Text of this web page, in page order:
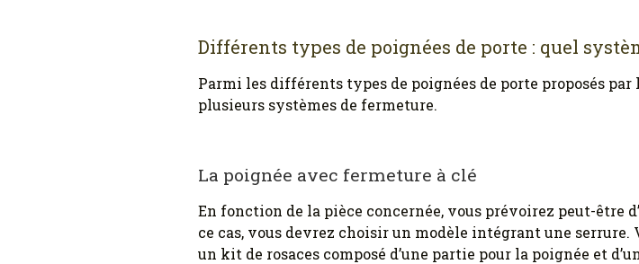
Différents types de poignées de porte : quel
Parmi les différents types de poignées de porte proposés
plusieurs systèmes de fermeture.
La poignée avec fermeture à clé
En fonction de la pièce concernée, vous prévoirez peut-être
ce cas, vous devrez choisir un modèle intégrant une
un kit de rosaces composé d’une partie pour la poignée et